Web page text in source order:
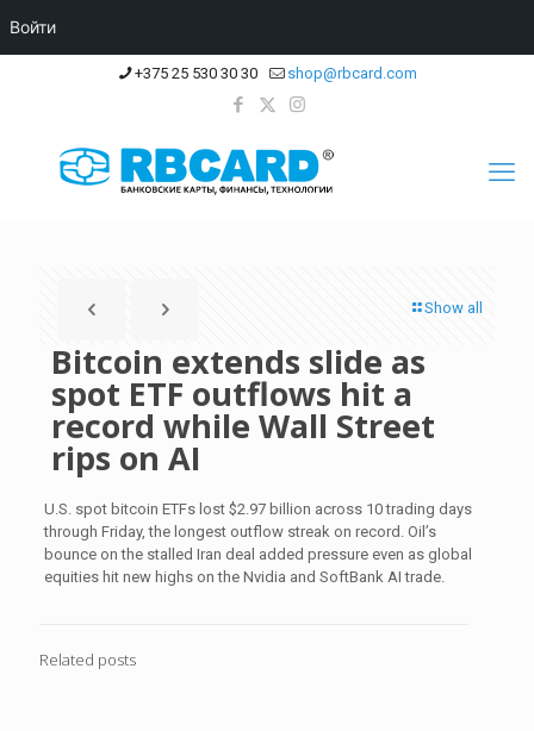
+375 25 530 30 30 shop@rbcard.com
Show all
Bitcoin extends slide as
spot ETF outflows hit a
record while Wall Street
rips on AI
U.S. spot bitcoin ETFs lost $2.97 billion across 10 trading days
through Friday, the longest outflow streak on record. Oil’s
bounce on the stalled Iran deal added pressure even as global
equities hit new highs on the Nvidia and SoftBank AI trade.
Related posts
Войти